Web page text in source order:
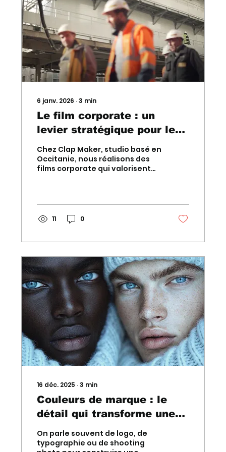
marque forte et désirable.
Qu’est-ce qu’un univers visuel
de marque ? L’univers...
6 janv. 2026 ∙3 min
Le film corporate : un
levier stratégique pour les
entreprises en Occitanie
Chez Clap Maker, studio basé en
Occitanie, nous réalisons des
films corporate qui valorisent
de vidéos corporate haut de
gamme, inspirées de nos
collaborations avec des
industrielles et des acteurs
technologiques. Chaque film
est pensé pour créer un impact
réel, renforcer la crédibilité et
séduire vos clients et talents.
11 0
16 déc. 2025 ∙3 min
Couleurs de marque : le
détail qui transforme une
identité visuelle en marque
mémorable.
On parle souvent de logo, de
typographie ou de shooting